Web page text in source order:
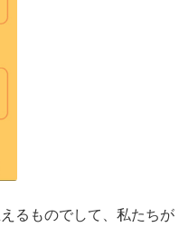
るものでして、私たちが